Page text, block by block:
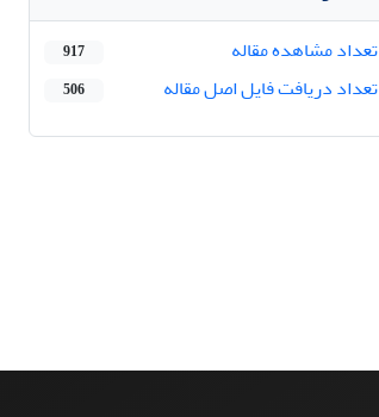
تعداد مشاهده مقاله
917
تعداد دریافت فایل اصل مقاله 506